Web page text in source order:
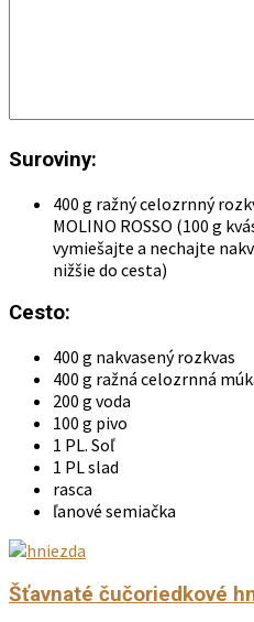
Suroviny:
400 g ražný celozrnný
MOLINO ROSSO (100 g
vymiešajte a nechajte
nižšie do cesta)
Cesto:
400 g nakvasený rozkvas
400 g ražná celozrnná
200 g voda
100 g pivo
1 PL. Soľ
1 PL slad
rasca
ľanové semiačka
Šťavnaté čučoriedkové